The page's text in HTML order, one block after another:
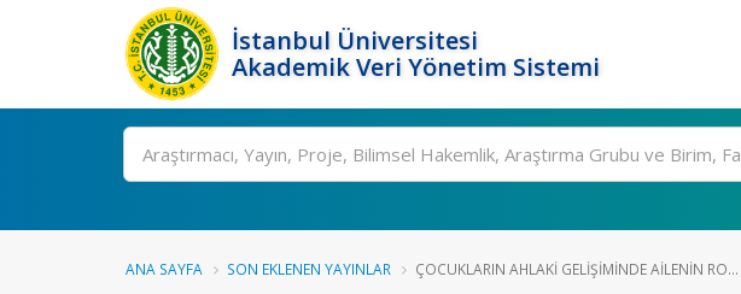
İstanbul Üniversitesi
Akademik Veri Yönetim Sistemi
Ara
ANA SAYFA SON EKLENEN YAYINLAR ÇOCUKLARIN AHLAKI GELIŞIMINDE AILENIN RO...